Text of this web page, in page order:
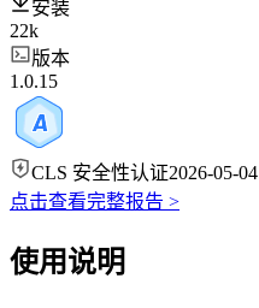
安装
22k
版本
1.0.15
CLS 安全性认证2026-05-04
点击查看完整报告 >
使用说明